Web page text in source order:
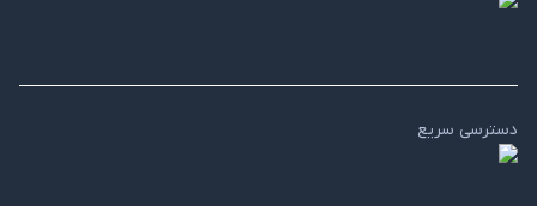
دسترسی سریع